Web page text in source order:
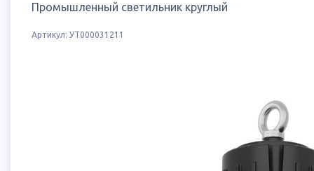
Промышленный светильник круглый
Артикул: УТ000031211